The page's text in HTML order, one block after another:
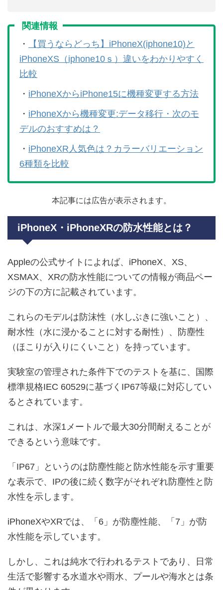
関連情報
・
【買うならどっち】iPhoneX(iphone10)と
iPhoneXS（iphone10ｓ）違いをわかりやすく
比較
・ iPhoneXからiPhone15に機種変更する方法
・ iPhoneXから機種変更:データ移行・次のモ
デルのおすすめは？
・ iPhoneXR人気色は？カラーバリエーション
6種類を比較
本記事には広告が表示されます。
iPhoneX・iPhoneXRの防水性能とは？
Appleの公式サイトによれば、iPhoneX、XS、
XSMAX、XRの防水性能についての情報が商品ペー
ジの下の方に記載されています。
これらのモデルは防沫性（水しぶきに強いこと）、
耐水性（水に浸かることに対する耐性）、防塵性
（ほこりが入りにくいこと）を持っています。
実験室の管理された条件下でのテストを基に、国際
標準規格IEC 60529に基づくIP67等級に対応してい
るとされています。
これは、水深1メートルで最大30分間耐えることが
できるという意味です。
「IP67」というのは防塵性能と防水性能を示す重要
な表示で、IPの後に続く数字がそれぞれ防塵性と防
水性を示します。
iPhoneXやXRでは、「6」が防塵性能、「7」が防
水性能を示しています。
しかし、これは純水で行われるテストであり、日常
生活で影響する水道水や雨水、プールや海水とは条